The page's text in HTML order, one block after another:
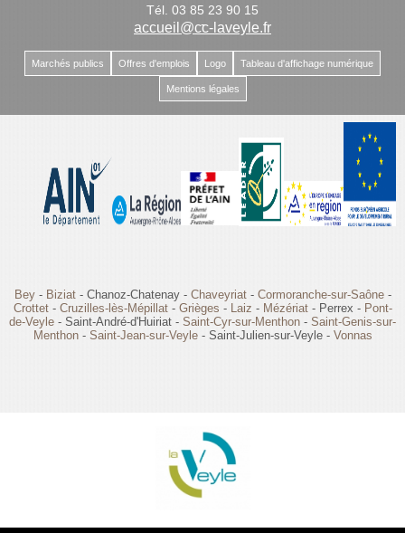
Tél. 03 85 23 90 15
-
accueil@cc-laveyle.fr
Marchés publics Offres d'emplois Logo Tableau d'affichage numérique
Mentions légales
Bey- Biziat- Chanoz-Chatenay - Chaveyriat- Cormoranche-sur-Saône-
Crottet - Cruzilles-lès-Mépillat- Grièges - Laiz - Mézériat- Perrex - Pont-
de-Veyle - Saint-André-d'Huiriat - Saint-Cyr-sur-Menthon - Saint-Genis-sur-
Menthon- Saint-Jean-sur-Veyle- Saint-Julien-sur-Veyle - Vonnas